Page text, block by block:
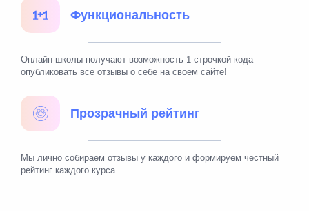
Функциональность
Онлайн-школы получают возможность 1 строчкой кода
опубликовать все отзывы о себе на своем сайте!
Прозрачный рейтинг
Мы лично собираем отзывы у каждого и формируем честный
рейтинг каждого курса